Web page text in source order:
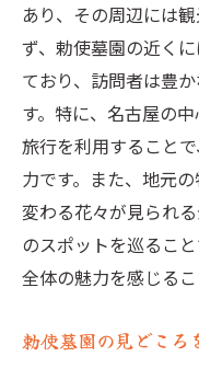
あり、その周辺には
ず、勅使墓園の近く
ており、訪問者は豊
す。特に、名古屋の
旅行を利用すること
力です。また、地元
変わる花々が見られ
のスポットを巡るこ
全体の魅力を感じる
勅使墓園の見どころ